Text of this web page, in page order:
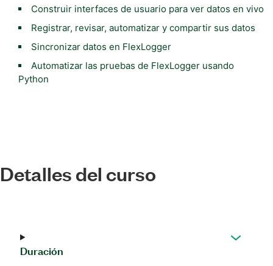
Construir interfaces de usuario para ver datos en vivo
Registrar, revisar, automatizar y compartir sus datos
Sincronizar datos en FlexLogger
Automatizar las pruebas de FlexLogger usando
Python
Detalles del curso
Duración